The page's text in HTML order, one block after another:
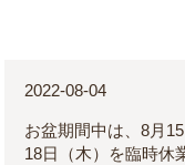
2022-08-04
お盆期間中は、8月
18日（木）を臨時休